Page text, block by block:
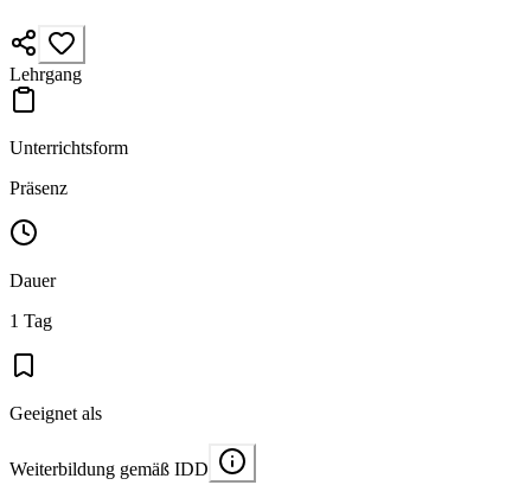
Lehrgang
Unterrichtsform
Präsenz
Dauer
1 Tag
Geeignet als
Weiterbildung gemäß IDD